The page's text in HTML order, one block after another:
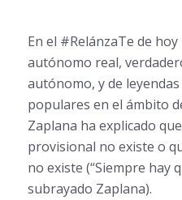
En el #RelánzaTe de
autónomo real,
autónomo, y de
populares en el ámbito
Zaplana ha explicado
provisional no existe o
no existe (“Siempre hay
subrayado Zaplana).